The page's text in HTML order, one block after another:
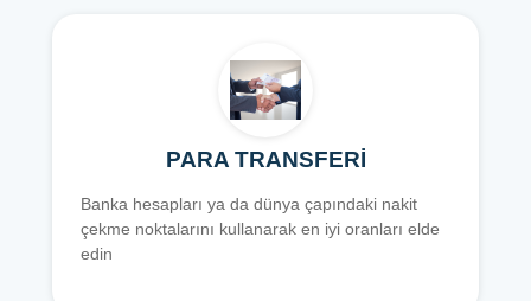
PARA TRANSFERİ
Banka hesapları ya da dünya çapındaki nakit
çekme noktalarını kullanarak en iyi oranları elde
edin